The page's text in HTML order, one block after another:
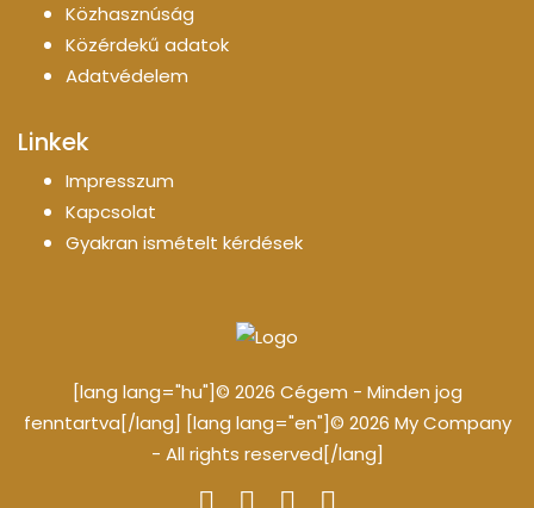
Közhasznúság
Közérdekű adatok
Adatvédelem
Linkek
Impresszum
Kapcsolat
Gyakran ismételt kérdések
[lang lang="hu"]© 2026 Cégem - Minden jog
fenntartva[/lang] [lang lang="en"]© 2026 My Company
- All rights reserved[/lang]